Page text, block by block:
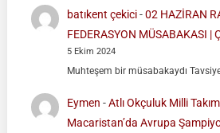
batıkent çekici-02 HAZİRAN
FEDERASYON MÜSABAKASI |
5 Ekim 2024
Muhteşem bir müsabakaydı
Eymen -Atlı Okçuluk Milli
Macaristan’da Avrupa